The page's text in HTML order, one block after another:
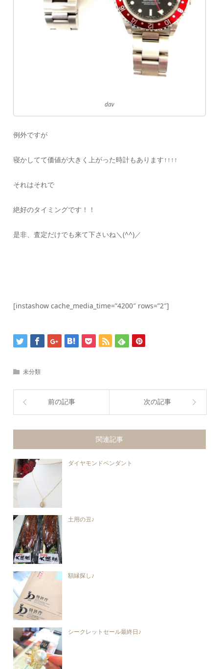
dav
例外ですが
寝かしてて価値が大きく上がった時計もあります↑↑↑↑
それはそれで
絶好のタイミングです！！
是非、査定だけでも来て下さいね＼(^^)／
[instashow cache_media_time=”4200″ rows=”2″]
未分類
前の記事 次の記事
関連記事
ダイヤモンドペンダント
土用の丑♪
額縁探し♪
シークレットセール最終日♪